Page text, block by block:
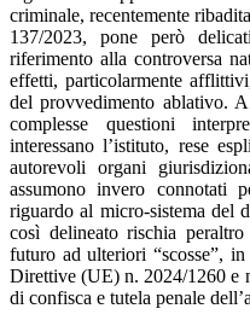
criminale, recentemente
137/2023, pone però
riferimento alla controversa
effetti, particolarmente
del provvedimento ablativo.
complesse questioni
interessano l’istituto, rese
autorevoli organi
assumono invero connotati
riguardo al micro-sistema del
così delineato rischia peraltro
futuro ad ulteriori “scosse”,
Direttive (UE) n. 2024/1260 e
di confisca e tutela penale